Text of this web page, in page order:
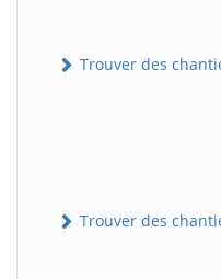
Trouver des
Trouver des